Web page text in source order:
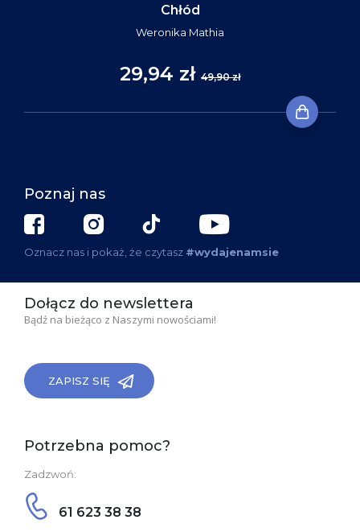
Chłód
Weronika Mathia
29,94 zł 49,90 zł
Poznaj nas
Oznacz nas i pokaż, że czytasz #wydajenamsie
Dołącz do newslettera
Bądź na bieżąco z Naszymi nowościami!
ZAPISZ SIĘ
Potrzebna pomoc?
Zadzwoń:
61 623 38 38